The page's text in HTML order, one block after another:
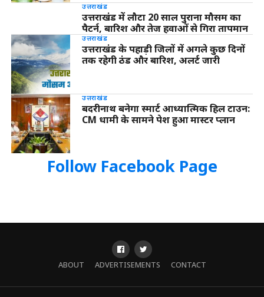
उत्तराखंड
उत्तराखंड में लौटा 20 साल पुराना मौसम का
पैटर्न, बारिश और तेज हवाओं से गिरा तापमान
उत्तराखंड
उत्तराखंड के पहाड़ी जिलों में अगले कुछ दिनों
तक रहेगी ठंड और बारिश, अलर्ट जारी
उत्तराखंड
बदरीनाथ बनेगा स्मार्ट आध्यात्मिक हिल टाउन:
CM धामी के सामने पेश हुआ मास्टर प्लान
Follow Facebook Page
ABOUT ADVERTISEMENTS CONTACT